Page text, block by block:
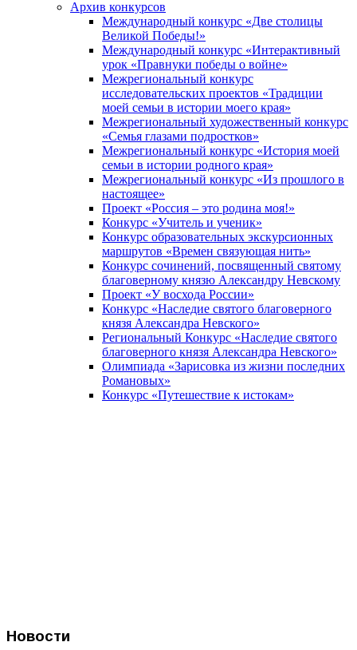
Архив конкурсов
Международный конкурс «Две столицы
Великой Победы!»
Международный конкурс «Интерактивный
урок «Правнуки победы о войне»
Межрегиональный конкурс
исследовательских проектов «Традиции
моей семьи в истории моего края»
Межрегиональный художественный конкурс
«Семья глазами подростков»
Межрегиональный конкурс «История моей
семьи в истории родного края»
Межрегиональный конкурс «Из прошлого в
настоящее»
Проект «Россия – это родина моя!»
Конкурс «Учитель и ученик»
Конкурс образовательных экскурсионных
маршрутов «Времен связующая нить»
Конкурс сочинений, посвященный святому
благоверному князю Александру Невскому
Проект «У восхода России»
Конкурс «Наследие святого благоверного
князя Александра Невского»
Региональный Конкурс «Наследие святого
благоверного князя Александра Невского»
Олимпиада «Зарисовка из жизни последних
Романовых»
Конкурс «Путешествие к истокам»
Новости